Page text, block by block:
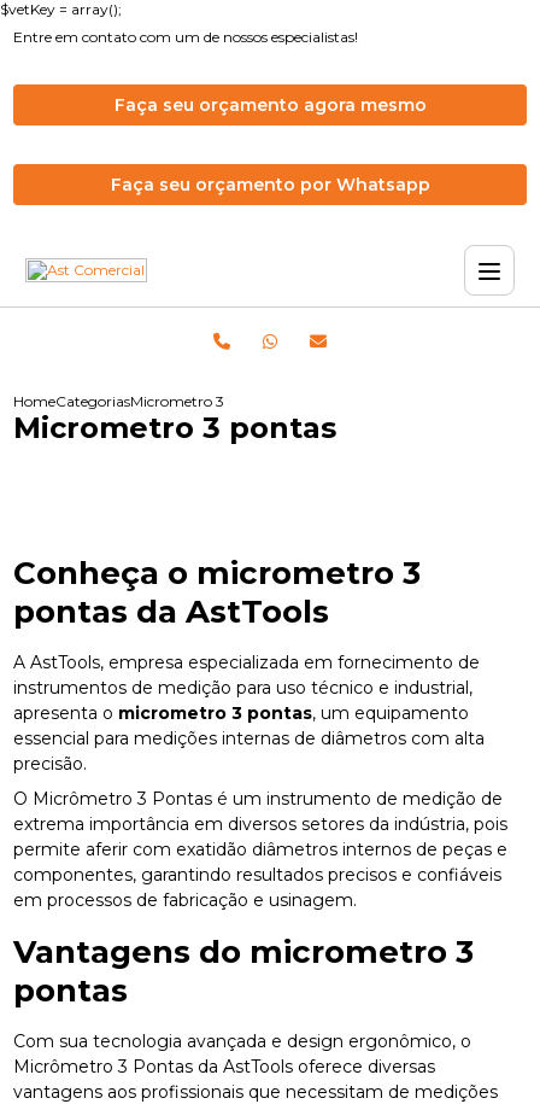
$vetKey = array();
Entre em contato com um de nossos especialistas!
Faça seu orçamento agora mesmo
Faça seu orçamento por Whatsapp
HomeCategoriasMicrometro 3 pontas
Micrometro 3 pontas
Conheça o micrometro 3
pontas da AstTools
A AstTools, empresa especializada em fornecimento de
instrumentos de medição para uso técnico e industrial,
apresenta o micrometro 3 pontas, um equipamento
essencial para medições internas de diâmetros com alta
precisão.
O Micrômetro 3 Pontas é um instrumento de medição de
extrema importância em diversos setores da indústria, pois
permite aferir com exatidão diâmetros internos de peças e
componentes, garantindo resultados precisos e confiáveis
em processos de fabricação e usinagem.
Vantagens do micrometro 3
pontas
Com sua tecnologia avançada e design ergonômico, o
Micrômetro 3 Pontas da AstTools oferece diversas
vantagens aos profissionais que necessitam de medições